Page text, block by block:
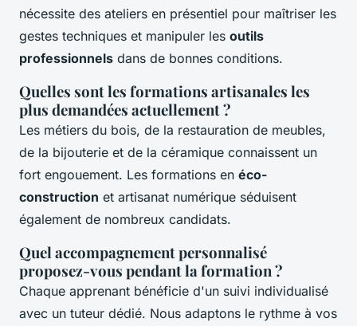
nécessite des ateliers en présentiel pour maîtriser les
gestes techniques et manipuler les outils
professionnels dans de bonnes conditions.
Quelles sont les formations artisanales les
plus demandées actuellement ?
Les métiers du bois, de la restauration de meubles,
de la bijouterie et de la céramique connaissent un
fort engouement. Les formations en éco-
construction et artisanat numérique séduisent
également de nombreux candidats.
Quel accompagnement personnalisé
proposez-vous pendant la formation ?
Chaque apprenant bénéficie d'un suivi individualisé
avec un tuteur dédié. Nous adaptons le rythme à vos